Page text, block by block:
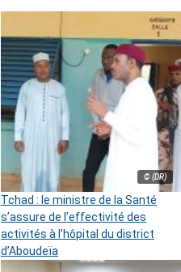
© (DR)
Tchad : le ministre de la Santé
s’assure de l’effectivité des
activités à l’hôpital du district
d’Aboudeïa